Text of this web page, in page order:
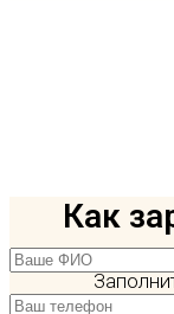
Как